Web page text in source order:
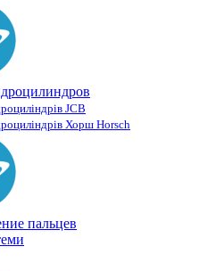
JCB
Хорш Horsch
пальцев